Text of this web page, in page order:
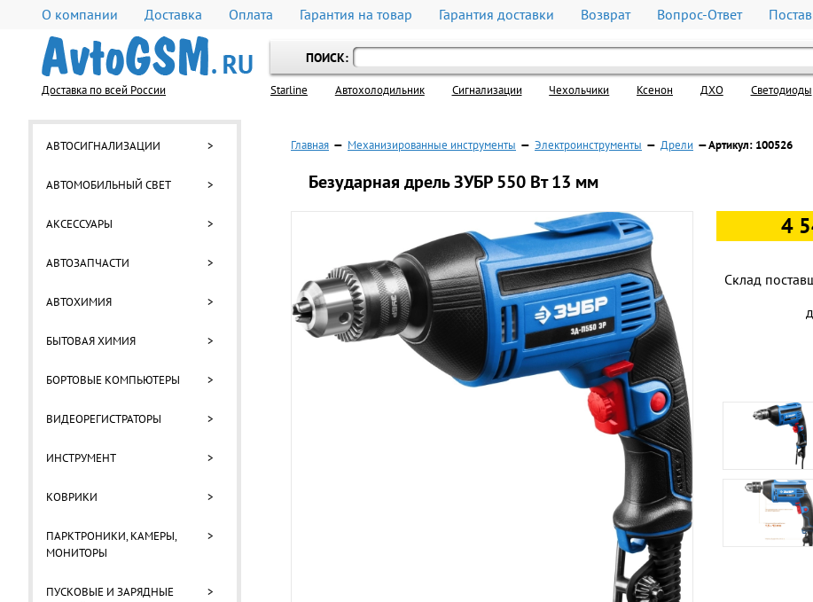
О компании Доставка Оплата Гарантия на товар Гарантия доставки Возврат Вопрос-Ответ
Доставка по всей России
ПОИСК:
Starline Автохолодильник Cигнализации Чехольчики Ксенон ДХО Светодиоды
АВТОСИГНАЛИЗАЦИИ >
АВТОМОБИЛЬНЫЙ СВЕТ >
АКСЕССУАРЫ >
АВТОЗАПЧАСТИ >
АВТОХИМИЯ >
БЫТОВАЯ ХИМИЯ >
БОРТОВЫЕ КОМПЬЮТЕРЫ >
ВИДЕОРЕГИСТРАТОРЫ >
ИНСТРУМЕНТ >
КОВРИКИ >
ПАРКТРОНИКИ, КАМЕРЫ,
МОНИТОРЫ
>
ПУСКОВЫЕ И ЗАРЯДНЫЕ
>
Главная — Механизированные инструменты — Электроинструменты — Дрели — Артикул: 100526
Безударная дрель ЗУБР 550 Вт 13 мм
4
Склад